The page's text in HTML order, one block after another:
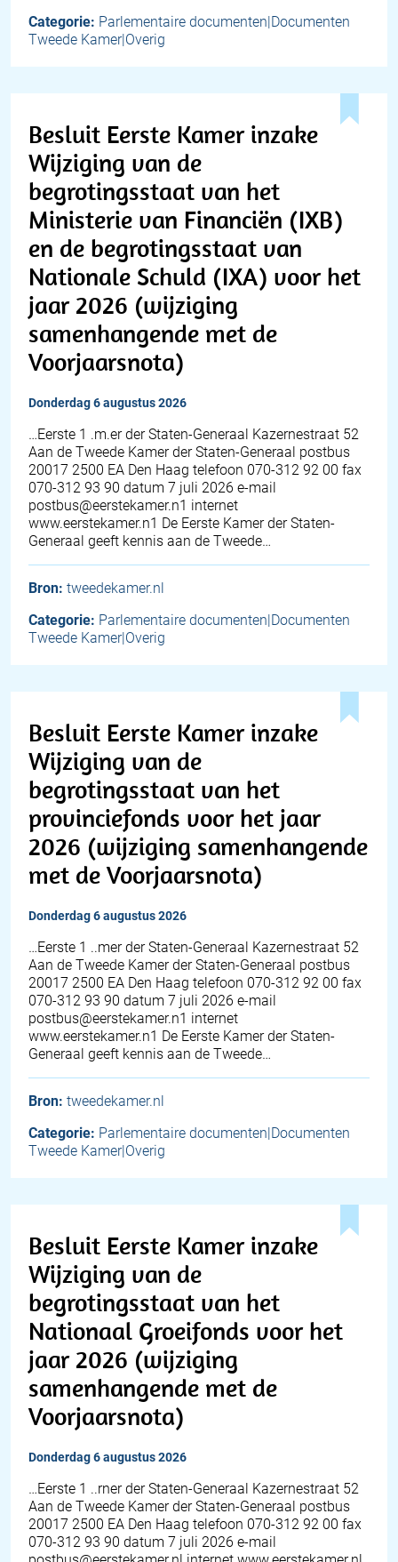
Categorie: Parlementaire documenten|Documenten
Tweede Kamer|Overig
Besluit Eerste Kamer inzake
Wijziging van de
begrotingsstaat van het
Ministerie van Financiën (IXB)
en de begrotingsstaat van
Nationale Schuld (IXA) voor het
jaar 2026 (wijziging
samenhangende met de
Voorjaarsnota)
donderdag 6 augustus 2026
…Eerste 1 .m.er der Staten-Generaal Kazernestraat 52
Aan de Tweede Kamer der Staten-Generaal postbus
20017 2500 EA Den Haag telefoon 070-312 92 00 fax
070-312 93 90 datum 7 juli 2026 e-mail
postbus@eerstekamer.n1 internet
www.eerstekamer.n1 De Eerste Kamer der Staten-
Generaal geeft kennis aan de Tweede…
Bron: tweedekamer.nl
Categorie: Parlementaire documenten|Documenten
Tweede Kamer|Overig
Besluit Eerste Kamer inzake
Wijziging van de
begrotingsstaat van het
provinciefonds voor het jaar
2026 (wijziging samenhangende
met de Voorjaarsnota)
donderdag 6 augustus 2026
…Eerste 1 ..mer der Staten-Generaal Kazernestraat 52
Aan de Tweede Kamer der Staten-Generaal postbus
20017 2500 EA Den Haag telefoon 070-312 92 00 fax
070-312 93 90 datum 7 juli 2026 e-mail
postbus@eerstekamer.n1 internet
www.eerstekamer.n1 De Eerste Kamer der Staten-
Generaal geeft kennis aan de Tweede…
Bron: tweedekamer.nl
Categorie: Parlementaire documenten|Documenten
Tweede Kamer|Overig
Besluit Eerste Kamer inzake
Wijziging van de
begrotingsstaat van het
Nationaal Groeifonds voor het
jaar 2026 (wijziging
samenhangende met de
Voorjaarsnota)
donderdag 6 augustus 2026
…Eerste 1 ..rner der Staten-Generaal Kazernestraat 52
Aan de Tweede Kamer der Staten-Generaal postbus
20017 2500 EA Den Haag telefoon 070-312 92 00 fax
070-312 93 90 datum 7 juli 2026 e-mail